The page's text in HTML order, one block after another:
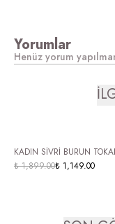
Yorumlar
Henüz yorum
ÜCRETSİZ KARGO
KADIN SİVRİ BURUN
FERMUARLI KALIN
₺ 1,899.00₺ 1,149.00